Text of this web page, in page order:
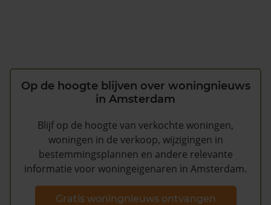
Op de hoogte blijven over woningnieuws
in Amsterdam
Blijf op de hoogte van verkochte woningen,
woningen in de verkoop, wijzigingen in
bestemmingsplannen en andere relevante
informatie voor woningeigenaren in Amsterdam.
Gratis woningnieuws ontvangen